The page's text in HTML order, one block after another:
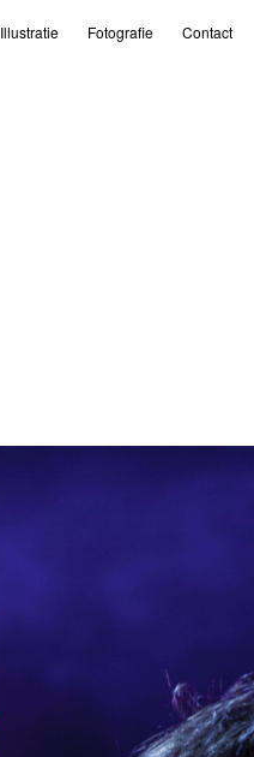
Illustratie Fotografie Contact